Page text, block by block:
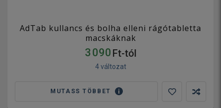
AdTab kullancs és bolha elleni rágótabletta
macskáknak
3 090 Ft-tól
4 változat
MUTASS TÖBBET